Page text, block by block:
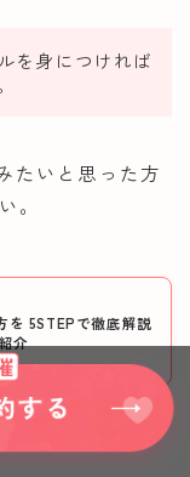
を身につければ
たいと思った方
。
を 5STEPで徹底解説
介